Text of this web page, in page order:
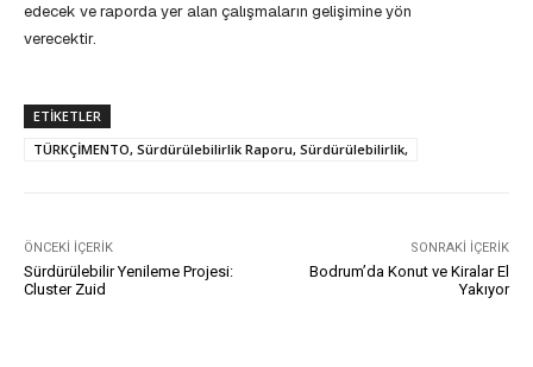
edecek ve raporda yer alan çalışmaların gelişimine yön
verecektir.
ETIKETLER
TÜRKÇİMENTO, Sürdürülebilirlik Raporu, Sürdürülebilirlik,
ÖNCEKI İÇERIK
Sürdürülebilir Yenileme Projesi:
Cluster Zuid
SONRAKI İÇERIK
Bodrum’da Konut ve Kiralar El
Yakıyor